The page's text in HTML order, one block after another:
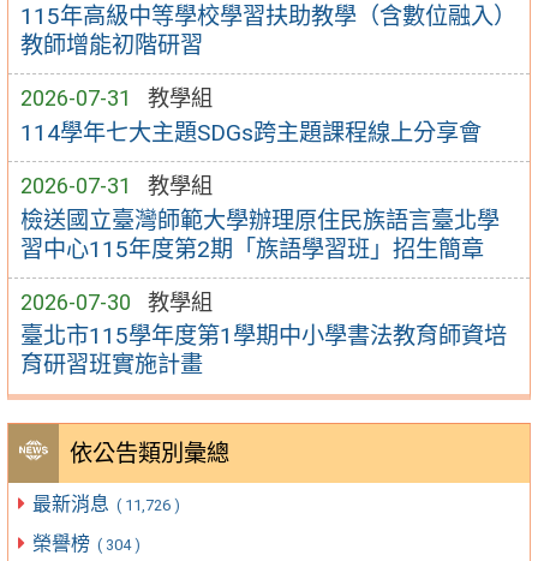
115年高級中等學校學習扶助教學（含數位融入）
教師增能初階研習
2026-07-31 教學組
114學年七大主題SDGs跨主題課程線上分享會
2026-07-31 教學組
檢送國立臺灣師範大學辦理原住民族語言臺北學
習中心115年度第2期「族語學習班」招生簡章
2026-07-30 教學組
臺北市115學年度第1學期中小學書法教育師資培
育研習班實施計畫
依公告類別彙總
最新消息 ( 11,726 )
榮譽榜 ( 304 )